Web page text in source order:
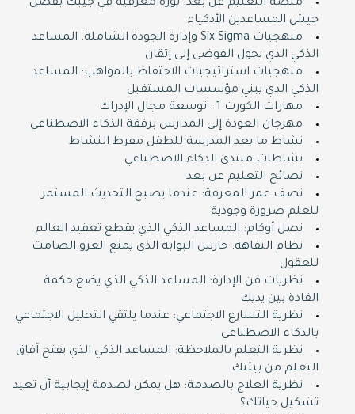
منصة التعليم عن بعد: ثورة معرفية في جيبك بفضل
جيش المساعدين الأذكياء
منهجيات Six Sigma وإدارة الجودة الشاملة: المساعد
الذكي الذي يحول الفوضى إلى إتقان
منهجيات استراتيجيات الاحتفاظ بالمواهب: المساعد
الذكي الذي يبني مؤسسات المستقبل
مهارات الكورت 1 : توسعة مجال الإدراك
مهرجان العودة إلى المدارس برفقة الذكاء الاصطناعي
نشاط ما بعد المدرسة للطفل مفرط النشاط
نشاطات منتدى الذكاء الاصطناعي
نصائح التعليم عن بعد
نصف عمر المعرفة: عندما يصبح التحديث المستمر
للعلم ضرورة وجودية
نصل أوكام: المساعد الذكي الذي يقطع تعقيد العالم
نظام التفاهة: حارس البوابة الذي يمنع الغزو الصامت
للعقول
نظريات فن الإدارة: المساعد الذكي الذي يضع حكمة
القادة بين يديك
نظرية التسارع الاجتماعي: عندما يلتقي التحليل الاجتماعي
بالذكاء الاصطناعي
نظرية التعلم بالملاحظة: المساعد الذكي الذي يفتح آفاق
التعلم من بيئتك
نظرية العلاج بالصدمة: هل يمكن لصدمة إيجابية أن تعيد
تشكيل حياتك؟